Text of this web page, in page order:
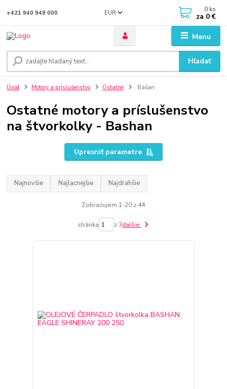
Menu
EUR
Hľadať
+421 940 949 000 0 ks
za 0 €
Úvod Motory a príslušenstvo Ostatné Bášan
Ostatné motory a príslušenstvo
na štvorkolky - Bashan
Upresniť parametre
Najnovšie Najlacnejšie Najdrahšie
Zobrazujem 1-20 z 44
stránka z 3ďalšie